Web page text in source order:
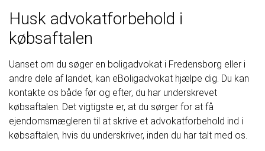
Husk advokatforbehold i
købsaftalen
Uanset om du søger en boligadvokat i Fredensborg eller i
andre dele af landet, kan eBoligadvokat hjælpe dig. Du kan
kontakte os både før og efter, du har underskrevet
købsaftalen. Det vigtigste er, at du sørger for at få
ejendomsmægleren til at skrive et advokatforbehold ind i
købsaftalen, hvis du underskriver, inden du har talt med os.